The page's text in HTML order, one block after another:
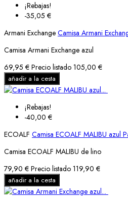
¡Rebajas!
-35,05 €
Armani Exchange Camisa Armani
Camisa Armani Exchange azul
69,95 € Precio listado 105,00 €
añadir a la cesta
¡Rebajas!
-40,00 €
ECOALF Camisa ECOALF MALIBU azul
Camisa ECOALF MALIBU de lino
79,90 € Precio listado 119,90 €
añadir a la cesta